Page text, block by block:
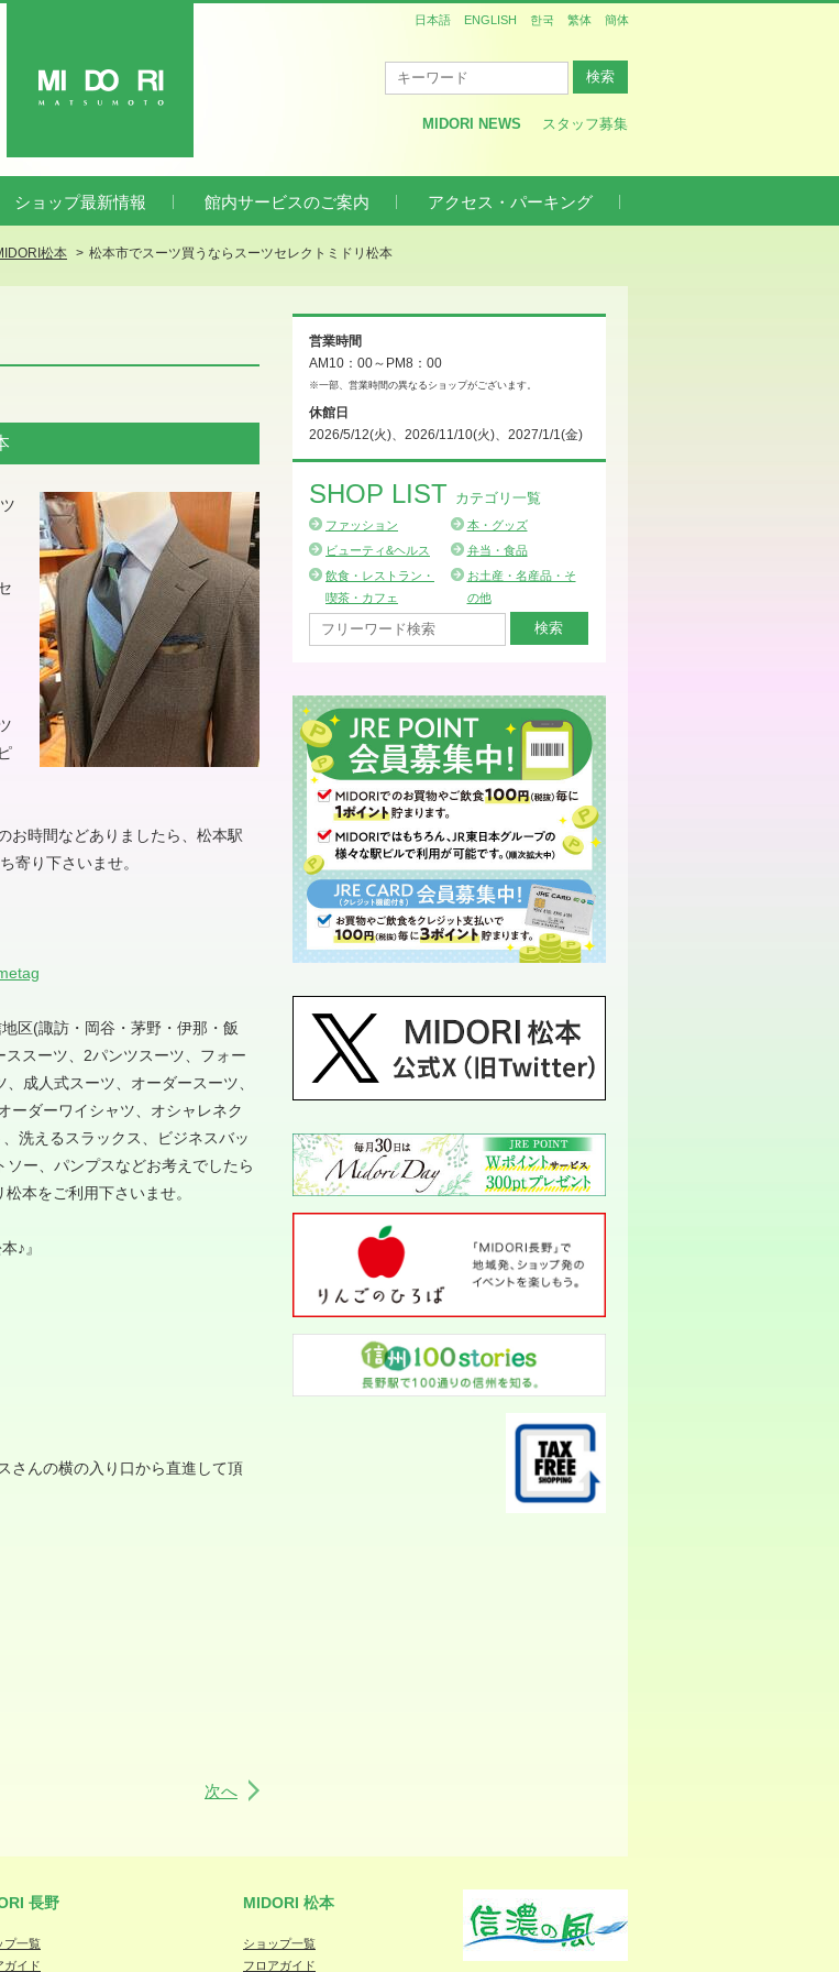
MIDORI NEWS
スタッフ募集
日本語 ENGLISH 한국 繁体 簡体
ショップ最新情報 館内サービスのご案内 アクセス・パーキング
松本 松本市でスーツ買うならスーツセレクトミドリ松本
お時間などありましたら、松本駅
寄り下さいませ。
区(諏訪・岡谷・茅野・伊那・飯
スーツ、 2パンツスーツ、フォー
成人式スーツ、オーダースーツ、
ーダーワイシャツ、オシャレネク
、洗えるスラックス、ビジネスバッ
ソー、パンプスなどお考えでしたら
本をご利用下さいませ。
♪』
さんの横の入り口から直進して頂
次へ
営業時間
AM10：00～PM8：00
※一部、営業時間の異なるショップがございます。
休館日
2026/5/12(火)、2026/11/10(火)、2027/1/1(金)
SHOP LIST カテゴリ一覧
ファッション
本・グッズ
ビューティ&ヘルス
弁当・食品
飲食・レストラン・
喫茶・カフェ
お土産・名産品・そ
の他
長野
プ一覧
ガイド
MIDORI 松本
ショップ一覧
フロアガイド